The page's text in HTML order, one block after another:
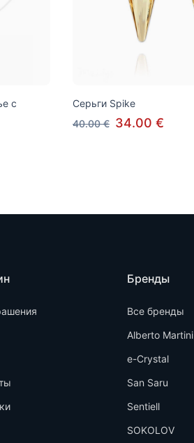
с
Серьги Spike
40.00 € 34.00 €
Бренды
Все бренды
Alberto Martini
e-Crystal
San Saru
Sentiell
SOKOLOV